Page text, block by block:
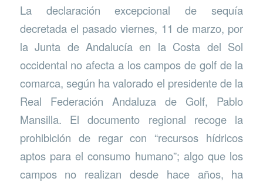
La declaración excepcional de sequía
decretada el pasado viernes, 11 de marzo, por
la Junta de Andalucía en la Costa del Sol
occidental no afecta a los campos de golf de la
comarca, según ha valorado el presidente de la
Real Federación Andaluza de Golf, Pablo
Mansilla. El documento regional recoge la
prohibición de regar con “recursos hídricos
aptos para el consumo humano”; algo que los
campos no realizan desde hace años, ha